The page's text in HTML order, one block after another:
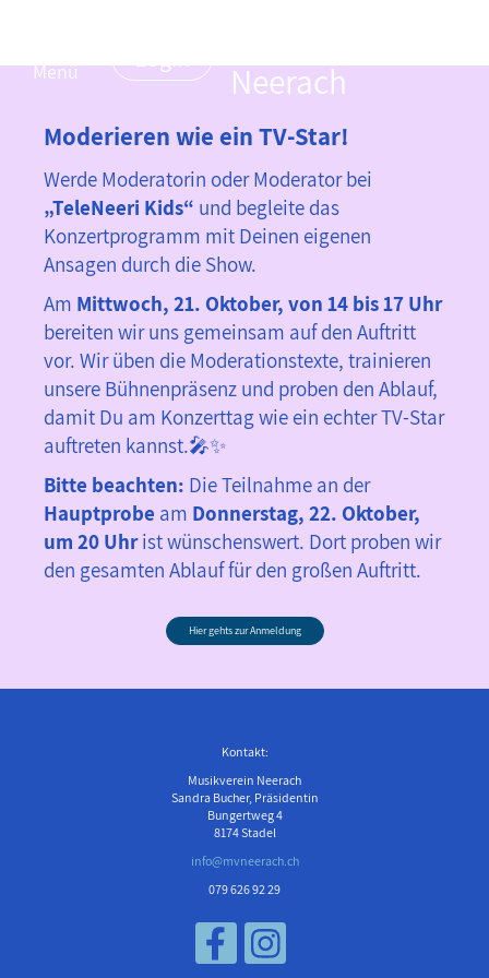
Neerach
Login
Menü
Moderieren wie ein TV-Star!
Werde Moderatorin oder Moderator bei
„TeleNeeri Kids“ und begleite das
Konzertprogramm mit Deinen eigenen
Ansagen durch die Show.
Am Mittwoch, 21. Oktober, von 14 bis 17 Uhr
bereiten wir uns gemeinsam auf den Auftritt
vor. Wir üben die Moderationstexte, trainieren
unsere Bühnenpräsenz und proben den Ablauf,
damit Du am Konzerttag wie ein echter TV-Star
auftreten kannst.🎤✨
Bitte beachten: Die Teilnahme an der
Hauptprobe am Donnerstag, 22. Oktober,
um 20 Uhrist wünschenswert. Dort proben wir
den gesamten Ablauf für den großen Auftritt.
Hier gehts zur Anmeldung
Kontakt:
Musikverein Neerach
Sandra Bucher, Präsidentin
Bungertweg 4
8174 Stadel
info@mvneerach.ch
079 626 92 29